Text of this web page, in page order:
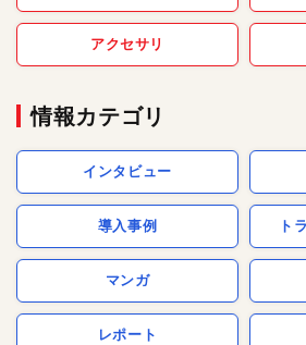
アクセサリ
情報カテゴリ
インタビュー
導入事例 ト
マンガ
レポート